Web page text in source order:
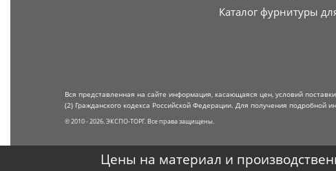
Каталог фурнитуры
Вся представленная на сайте информация, касающаяся цен, условий
(2) Гражданского кодекса Российской Федерации. Для получения подробной
© 2010 - 2026. ЭКСПО-ТОРГ. Все права защищены.
Цены на материал и